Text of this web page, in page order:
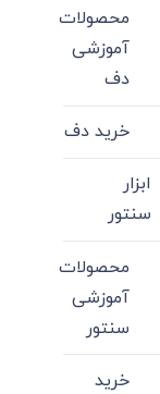
محصولات
آموزشی
دف
خرید دف
ابزار
سنتور
محصولات
آموزشی
سنتور
خرید